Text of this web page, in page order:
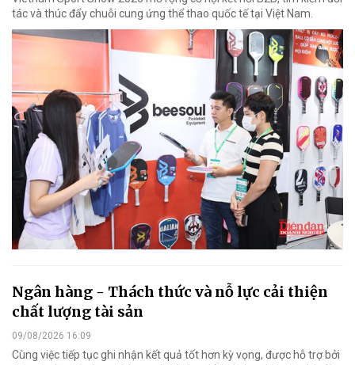
tác và thúc đẩy chuỗi cung ứng thể thao quốc tế tại Việt Nam.
Ngân hàng - Thách thức và nỗ lực cải thiện
chất lượng tài sản
09/08/2026 16:09
Cùng việc tiếp tục ghi nhận kết quả tốt hơn kỳ vọng, được hỗ trợ bởi